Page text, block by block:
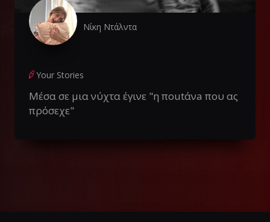
Νίκη Ντάλντα
Your Stories
Μέσα σε μια νύχτα έγινε "η ποutάνa που ας
πρόσεχε"